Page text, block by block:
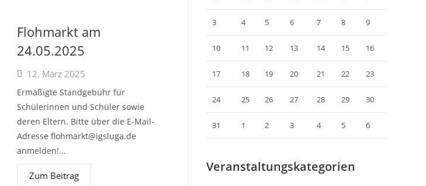
Flohmarkt am
24.05.2025
12. März 2025
Ermäßigte Standgebühr für
Schülerinnen und Schüler sowie
deren Eltern. Bitte über die E-Mail-
Adresse flohmarkt@igsluga.de
anmelden!...
Zum Beitrag
3 4 5 6 7 8 9
10 11 12 13 14 15 16
17 18 19 20 21 22 23
24 25 26 27 28 29 30
31 1 2 3 4 5 6
Veranstaltungskategorien